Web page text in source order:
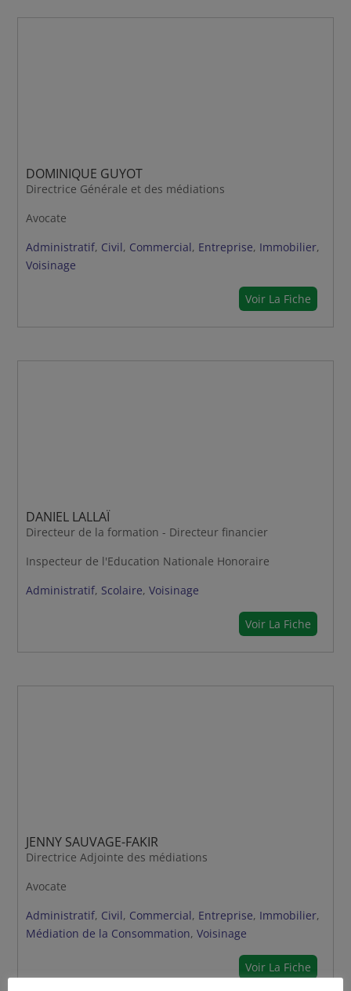
DOMINIQUE GUYOT
Directrice Générale et des médiations
Avocate
Administratif, Civil, Commercial, Entreprise, Immobilier,
Voisinage
Voir La Fiche
DANIEL LALLAÏ
Directeur de la formation - Directeur financier
Inspecteur de l'Education Nationale Honoraire
Administratif, Scolaire,Voisinage
Voir La Fiche
JENNY SAUVAGE-FAKIR
Directrice Adjointe des médiations
Avocate
Administratif, Civil, Commercial, Entreprise, Immobilier,
Médiation de la Consommation,Voisinage
Voir La Fiche